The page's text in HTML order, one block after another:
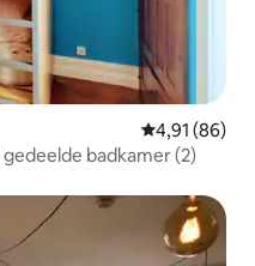
Gemiddelde
4,91 (86)
badkamer (2)